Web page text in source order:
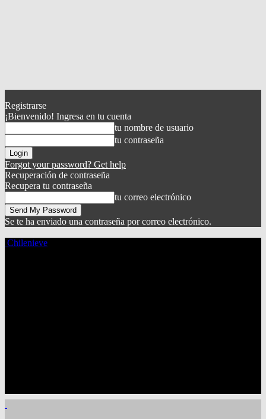
Registrarse
¡Bienvenido! Ingresa en tu cuenta
tu nombre de usuario
tu contraseña
Forgot your password? Get help
Recuperación de contraseña
Recupera tu contraseña
tu correo electrónico
Se te ha enviado una contraseña por correo electrónico.
Chilenieve